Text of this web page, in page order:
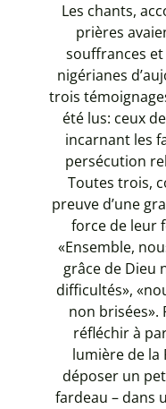
Les chants,
prières
souffrances
nigérianes
trois
été lus: ceux
incarnant les
persécution
Toutes trois,
preuve d’une
force de leur
«Ensemble,
grâce de Dieu
difficultés»,
non brisées».
réfléchir à
lumière de la
déposer un
fardeau – dans